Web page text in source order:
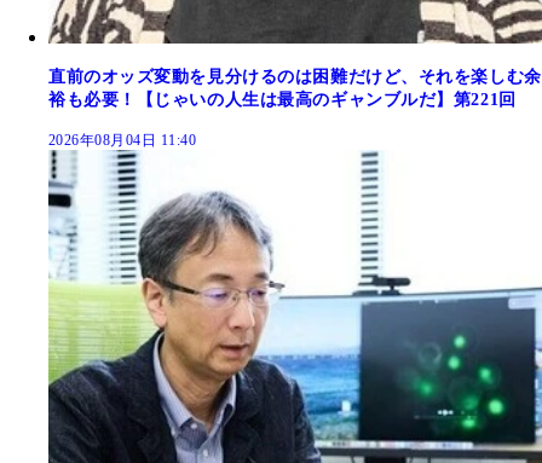
直前のオッズ変動を見分けるのは困難だけど、それを楽しむ余
裕も必要！【じゃいの人生は最高のギャンブルだ】第221回
2026年08月04日 11:40